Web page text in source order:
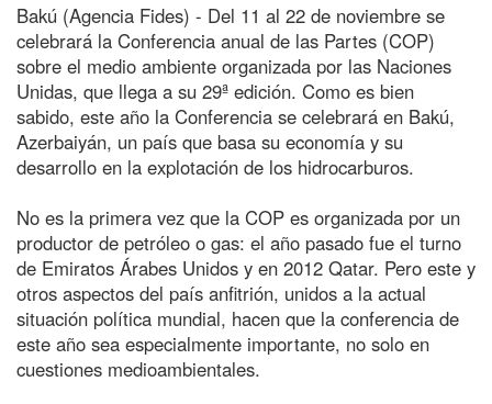
Bakú (Agencia Fides) - Del 11 al 22 de noviembre se
celebrará la Conferencia anual de las Partes (COP)
sobre el medio ambiente organizada por las Naciones
Unidas, que llega a su 29ª edición. Como es bien
sabido, este año la Conferencia se celebrará en Bakú,
Azerbaiyán, un país que basa su economía y su
desarrollo en la explotación de los hidrocarburos.
No es la primera vez que la COP es organizada por un
productor de petróleo o gas: el año pasado fue el turno
de Emiratos Árabes Unidos y en 2012 Qatar. Pero este y
otros aspectos del país anfitrión, unidos a la actual
situación política mundial, hacen que la conferencia de
este año sea especialmente importante, no solo en
cuestiones medioambientales.